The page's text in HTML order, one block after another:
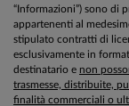
“Informazioni”) sono di
appartenenti al
stipulato contratti di
esclusivamente in
destinatario e non
trasmesse, distribuite,
finalità commerciali o